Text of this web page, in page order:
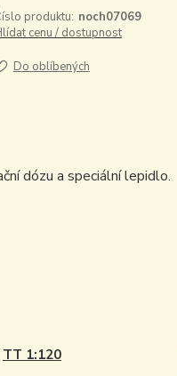
produktu: noch07069
cenu / dostupnost
Do oblíbených
dózu a speciální lepidlo.
TT 1:120